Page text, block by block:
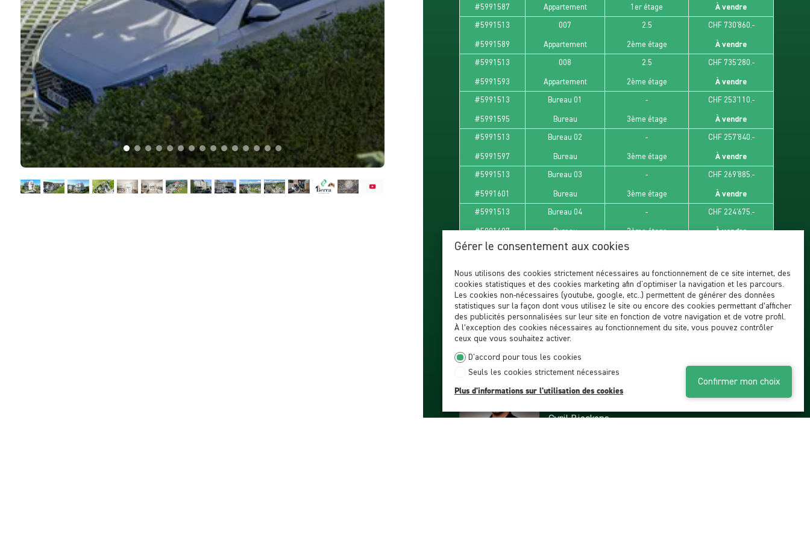
dans une région à forte demande locative.
Contactez-nous dès maintenant pour recevoir la plaquette complète, les
plans et les disponibilités.
#5991587 Appartement 1er étage À vendre
#5991513
#5991589
007
Appartement
2.5
2ème étage
CHF 730'860.-
À vendre
#5991513
#5991593
008
Appartement
2.5
2ème étage
CHF 735'280.-
À vendre
#5991513
#5991595
Bureau 01
Bureau
-
3ème étage
CHF 253'110.-
À vendre
#5991513
#5991597
Bureau 02
Bureau
-
3ème étage
CHF 257'840.-
À vendre
#5991513
#5991601
Bureau 03
Bureau
-
3ème étage
CHF 269'885.-
À vendre
#5991513
#5991607
Bureau 04
Bureau
-
3ème étage
CHF 224'675.-
À vendre
Contacter notre agent
Cyril Bieckens
Gérer le consentement aux cookies
Nous utilisons des cookies strictement nécessaires au fonctionnement de ce site internet, des
cookies statistiques et des cookies marketing afin d'optimiser la navigation et les parcours.
Les cookies non-nécessaires (youtube, google, etc..) permettent de générer des données
statistiques sur la façon dont vous utilisez le site ou encore des cookies permettant d’afficher
des publicités personnalisées sur leur site en fonction de votre navigation et de votre profil.
À l’exception des cookies nécessaires au fonctionnement du site, vous pouvez contrôler
ceux que vous souhaitez activer.
D'accord pour tous les cookies
Seuls les cookies strictement nécessaires
Plus d'informations sur l'utilisation des cookies
Confirmer mon choix